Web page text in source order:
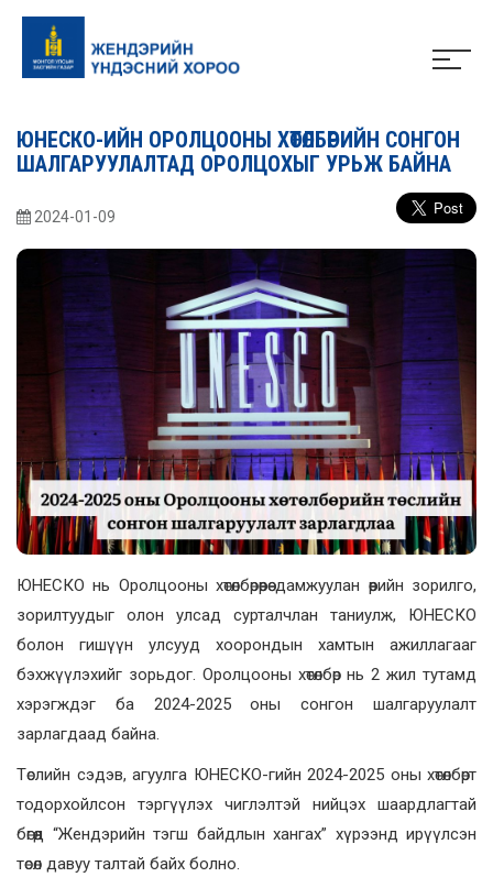
ЮНЕСКО-ИЙН ОРОЛЦООНЫ ХӨТӨЛБӨРИЙН СОНГОН
ШАЛГАРУУЛАЛТАД ОРОЛЦОХЫГ УРЬЖ БАЙНА
2024-01-09
ЮНЕСКО нь Оролцооны хөтөлбөрөөрөө дамжуулан өөрийн зорилго,
зорилтуудыг олон улсад сурталчлан таниулж, ЮНЕСКО
болон гишүүн улсууд хоорондын хамтын ажиллагааг
бэхжүүлэхийг зорьдог. Оролцооны хөтөлбөр нь 2 жил тутамд
хэрэгждэг ба 2024-2025 оны сонгон шалгаруулалт
зарлагдаад байна.
Төслийн сэдэв, агуулга ЮНЕСКО-гийн 2024-2025 оны хөтөлбөрт
тодорхойлсон тэргүүлэх чиглэлтэй нийцэх шаардлагтай
бөгөөд “Жендэрийн тэгш байдлын хангах” хүрээнд ирүүлсэн
төсөл давуу талтай байх болно.